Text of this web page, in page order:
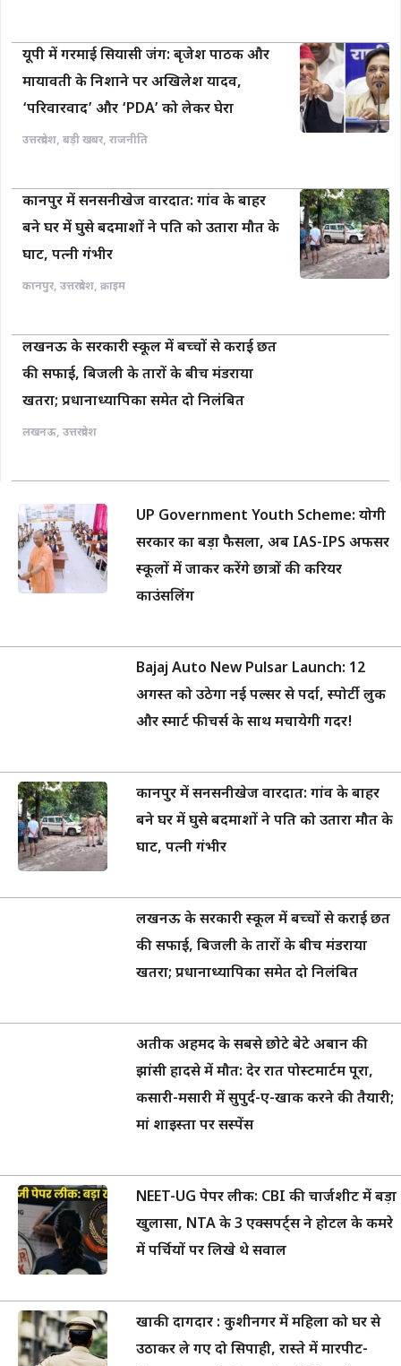
यूपी में गरमाई सियासी जंग: बृजेश पाठक और
मायावती के निशाने पर अखिलेश यादव,
‘परिवारवाद’ और ‘PDA’ को लेकर घेरा
उत्तरप्रदेश, बड़ी खबर, राजनीति
कानपुर में सनसनीखेज वारदात: गांव के बाहर
बने घर में घुसे बदमाशों ने पति को उतारा मौत के
घाट, पत्नी गंभीर
कानपुर, उत्तरप्रदेश, क्राइम
लखनऊ के सरकारी स्कूल में बच्चों से कराई छत
की सफाई, बिजली के तारों के बीच मंडराया
खतरा; प्रधानाध्यापिका समेत दो निलंबित
लखनऊ, उत्तरप्रदेश
UP Government Youth Scheme: योगी
सरकार का बड़ा फैसला, अब IAS-IPS अफसर
स्कूलों में जाकर करेंगे छात्रों की करियर
काउंसलिंग
Bajaj Auto New Pulsar Launch: 12
अगस्त को उठेगा नई पल्सर से पर्दा, स्पोर्टी लुक
और स्मार्ट फीचर्स के साथ मचायेगी गदर!
कानपुर में सनसनीखेज वारदात: गांव के बाहर
बने घर में घुसे बदमाशों ने पति को उतारा मौत के
घाट, पत्नी गंभीर
लखनऊ के सरकारी स्कूल में बच्चों से कराई छत
की सफाई, बिजली के तारों के बीच मंडराया
खतरा; प्रधानाध्यापिका समेत दो निलंबित
अतीक अहमद के सबसे छोटे बेटे अबान की
झांसी हादसे में मौत: देर रात पोस्टमार्टम पूरा,
कसारी-मसारी में सुपुर्द-ए-खाक करने की तैयारी;
मां शाइस्ता पर सस्पेंस
NEET-UG पेपर लीक: CBI की चार्जशीट में बड़ा
खुलासा, NTA के 3 एक्सपर्ट्स ने होटल के कमरे
में पर्चियों पर लिखे थे सवाल
खाकी दागदार : कुशीनगर में महिला को घर से
उठाकर ले गए दो सिपाही, रास्ते में मारपीट-